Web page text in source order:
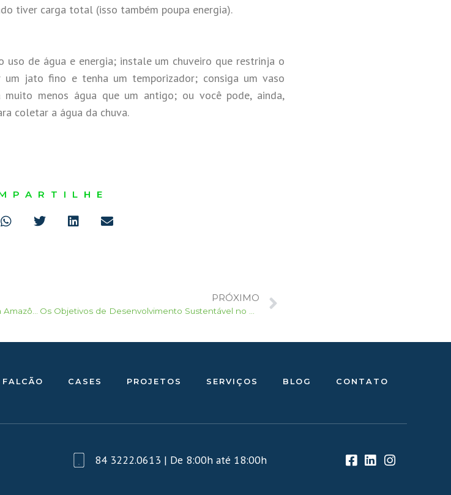
tiver carga total (isso também poupa energia).
uso de água e energia; instale um chuveiro que restrinja o
jato fino e tenha um temporizador; consiga um vaso
menos água que um antigo; ou você pode, ainda,
coletar a água da chuva.
PRÓXIMO
CASES PROJETOS SERVIÇOS BLOG CONTATO
84 3222.0613 | De 8:00h até 18:00h